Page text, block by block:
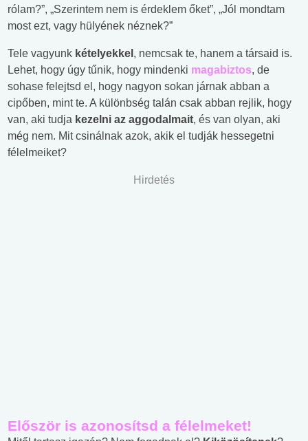
rólam?”, „Szerintem nem is érdeklem őket”, „Jól mondtam
most ezt, vagy hülyének néznek?”
Tele vagyunk kételyekkel , nemcsak te, hanem a társaid is.
Lehet, hogy úgy tűnik, hogy mindenki magabiztos, de
sohase felejtsd el, hogy nagyon sokan járnak abban a
cipőben, mint te. A különbség talán csak abban rejlik, hogy
van, aki tudja kezelni az aggodalmait, és van olyan, aki
még nem. Mit csinálnak azok, akik el tudják hessegetni
félelmeiket?
Hirdetés
Először is azonosítsd a félelmeket!